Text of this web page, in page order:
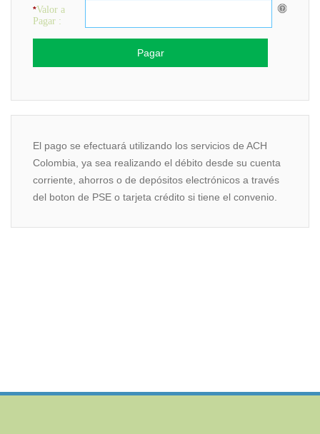
*Valor a
Pagar :
El pago se efectuará utilizando los servicios de ACH
Colombia, ya sea realizando el débito desde su cuenta
corriente, ahorros o de depósitos electrónicos a través
del boton de PSE o tarjeta crédito si tiene el convenio.